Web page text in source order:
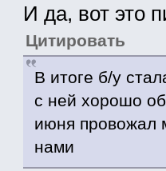
И да, вот это
Цитировать
В итоге б/у
с ней хорошо
июня провожал
нами